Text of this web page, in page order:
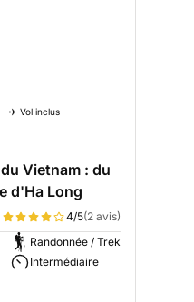
✈️ Vol inclus
Vietnam : du
d'Ha Long
4/5(2 avis)
Randonnée / Trek
Intermédiaire